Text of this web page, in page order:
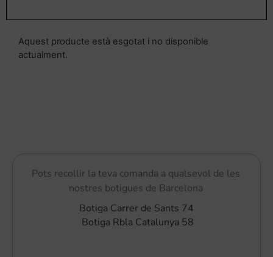
Aquest producte està esgotat i no disponible
actualment.
Pots recollir la teva comanda a qualsevol de les
nostres botigues de Barcelona
Botiga Carrer de Sants 74
Botiga Rbla Catalunya 58